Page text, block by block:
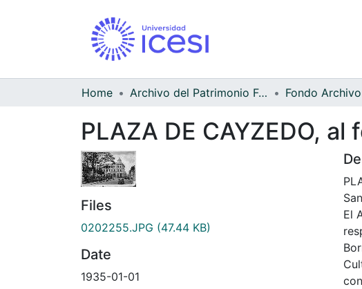
Home Archivo del Patrimonio Fotográfico y Fílmico del Valle del Cauca
PLAZA DE CAYZEDO,
Files
0202255.JPG (47.44 KB)
Date
1935-01-01
El